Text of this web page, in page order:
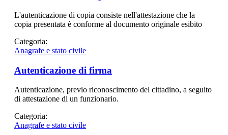
L'autenticazione di copia consiste nell'attestazione che la
copia presentata è conforme al documento originale esibito
Categoria:
Anagrafe e stato civile
Autenticazione di firma
Autenticazione, previo riconoscimento del cittadino, a seguito
di attestazione di un funzionario.
Categoria:
Anagrafe e stato civile